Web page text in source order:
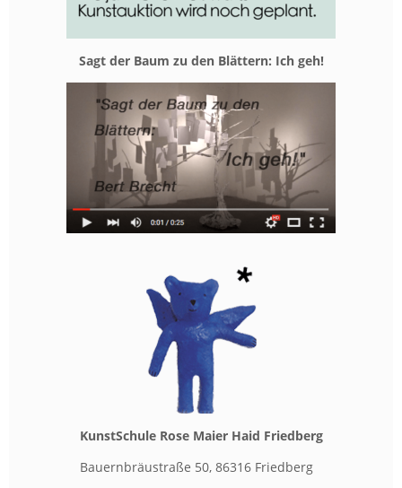
Sagt der Baum zu den Blät­tern: Ich geh!
Kunst­Schu­le Rose Maier Haid Fried­berg
Bau­ern­bräu­stra­ße 50, 86316 Fried­berg